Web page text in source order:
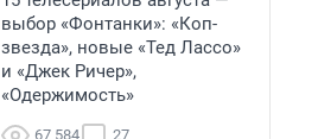
выбор «Фонтанки»: «Коп-
звезда», новые «Тед Лассо»
и «Джек Ричер»,
«Одержимость»
67 584 27